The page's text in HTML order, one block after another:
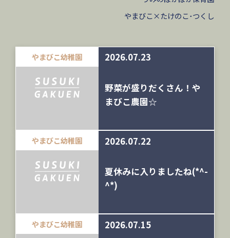
やまびこ×たけのこ･つくし
やまびこ幼稚園 2026.07.23
野菜が盛りだくさん！や
まびこ農園☆
やまびこ幼稚園 2026.07.22
夏休みに入りましたね(*^-
^*)
やまびこ幼稚園 2026.07.15